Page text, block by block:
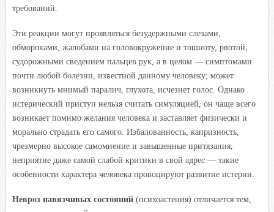
требований.
Эти реакции могут проявляться безудержными слезами,
обмороками, жалобами на головокружение и тошноту, рвотой,
судорожными сведением пальцев рук, а в целом — симптомами
почти любой болезни, известной данному человеку; может
возникнуть мнимый паралич, глухота, исчезнет голос. Однако
истерический приступ нельзя считать симуляцией, он чаще всего
возникает помимо желания человека и заставляет физически и
морально страдать его самого. Избалованность, капризность,
чрезмерно высокое самомнение и завышенные притязания,
неприятие даже самой слабой критики в свой адрес — такие
особенности характера человека провоцируют развитие истерии.
Невроз навязчивых состояний (психоастения) отличается тем,